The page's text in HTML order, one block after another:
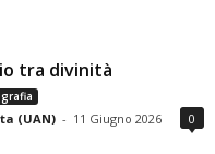
tra divinità
(UAN) - 11 Giugno 2026 0